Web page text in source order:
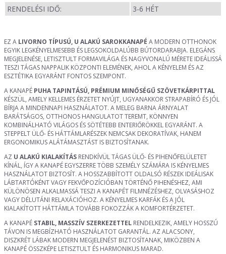
RENDELÉSI IDŐ:
3-6 HÉT
EZ A LIVORNO TÍPUSÚ, U ALAKÚ SAROKKANAPÉ A MODERN OTTHONOK
EGYIK LEGKÉNYELMESEBB ÉS LEGSOKOLDALÚBB BÚTORDARABJA. ELEGÁNS
MEGJELENÉSE, LETISZTULT FORMAVILÁGA ÉS NAGYVONALÚ MÉRETE IDEÁLISSÁ
TESZI TÁGAS NAPPALIK KÖZPONTI ELEMÉNEK, AHOL A KÉNYELEM ÉS AZ
ESZTÉTIKA EGYARÁNT FONTOS SZEMPONT.
A KANAPÉ PUHA TAPINTÁSÚ, PRÉMIUM MINŐSÉGŰ SZÖVETKÁRPITTAL
KÉSZÜL, AMELY KELLEMES ÉRZETET NYÚJT, UGYANAKKOR STRAPABÍRÓ ÉS JÓL
BÍRJA A MINDENNAPI HASZNÁLATOT. A MELEG BARNA ÁRNYALAT
BARÁTSÁGOS, OTTHONOS HANGULATOT TEREMT, KÖNNYEN
KOMBINÁLHATÓ VILÁGOS ÉS SÖTÉTEBB ENTERIŐRÖKKEL EGYARÁNT. A
STEPPELT ÜLŐ- ÉS HÁTTÁMLARÉSZEK NEMCSAK DEKORATÍVAK, HANEM
ERGONOMIKUS ALÁTÁMASZTÁST IS BIZTOSÍTANAK.
AZ U ALAKÚ KIALAKÍTÁS RENDKÍVÜL TÁGAS ÜLŐ- ÉS PIHENŐFELÜLETET
KÍNÁL, ÍGY A KANAPÉ EGYSZERRE TÖBB SZEMÉLY SZÁMÁRA IS KÉNYELMES
HASZNÁLATOT BIZTOSÍT. A HOSSZABBÍTOTT OLDALSÓ RÉSZEK IDEÁLISAK
LÁBTARTÓKÉNT VAGY FEKVŐPOZÍCIÓBAN TÖRTÉNŐ PIHENÉSHEZ, AMI
KÜLÖNÖSEN ALKALMASSÁ TESZI A KANAPÉT FILMNÉZÉSHEZ, OLVASÁSHOZ
VAGY DÉLUTÁNI RELAXÁCIÓHOZ. A KÉNYELMES KARFÁK ÉS A JÓL
KIALAKÍTOTT HÁTTÁMLA TOVÁBB FOKOZZÁK A KOMFORTÉRZETET.
A KANAPÉ STABIL, MASSZÍV SZERKEZETTEL RENDELKEZIK, AMELY HOSSZÚ
TÁVON IS MEGBÍZHATÓ HASZNÁLATOT GARANTÁL. AZ ALACSONY,
DISZKRÉT LÁBAK MODERN MEGJELENÉST BIZTOSÍTANAK, MIKÖZBEN A
KANAPÉ ÖSSZKÉPE LETISZTULT ÉS HARMONIKUS MARAD.